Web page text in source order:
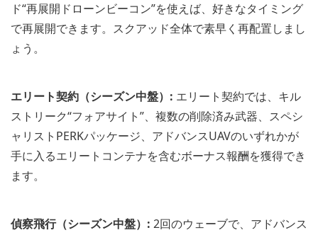
ド“再展開ドローンビーコン”を使えば、好きなタイミング
で再展開できます。スクアッド全体で素早く再配置しまし
ょう。
エリート契約（シーズン中盤）: エリート契約では、キル
ストリーク“フォアサイト”、複数の削除済み武器、スペシ
ャリストPERKパッケージ、アドバンスUAVのいずれかが
手に入るエリートコンテナを含むボーナス報酬を獲得でき
ます。
偵察飛行（シーズン中盤）: 2回のウェーブで、アドバンス